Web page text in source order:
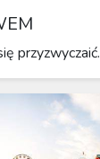
przyzwyczaić.